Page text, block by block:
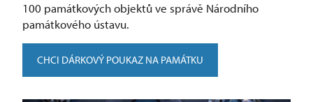
100 památkových objektů ve správě Národního
památkového ústavu.
CHCI DÁRKOVÝ POUKAZ NA PAMÁTKU